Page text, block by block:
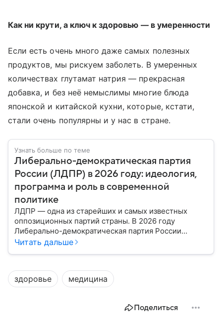
Как ни крути, а ключ к здоровью — в умеренности
Если есть очень много даже самых полезных
продуктов, мы рискуем заболеть. В умеренных
количествах глутамат натрия — прекрасная
добавка, и без неё немыслимы многие блюда
японской и китайской кухни, которые, кстати,
стали очень популярны и у нас в стране.
Узнать больше по теме
Либерально-демократическая партия
России (ЛДПР) в 2026 году: идеология,
программа и роль в современной
политике
ЛДПР — одна из старейших и самых известных
оппозиционных партий страны. В 2026 году
Либерально-демократическая партия России
продолжает активно участвовать в политической
Читать дальше
здоровье медицина
Поделиться